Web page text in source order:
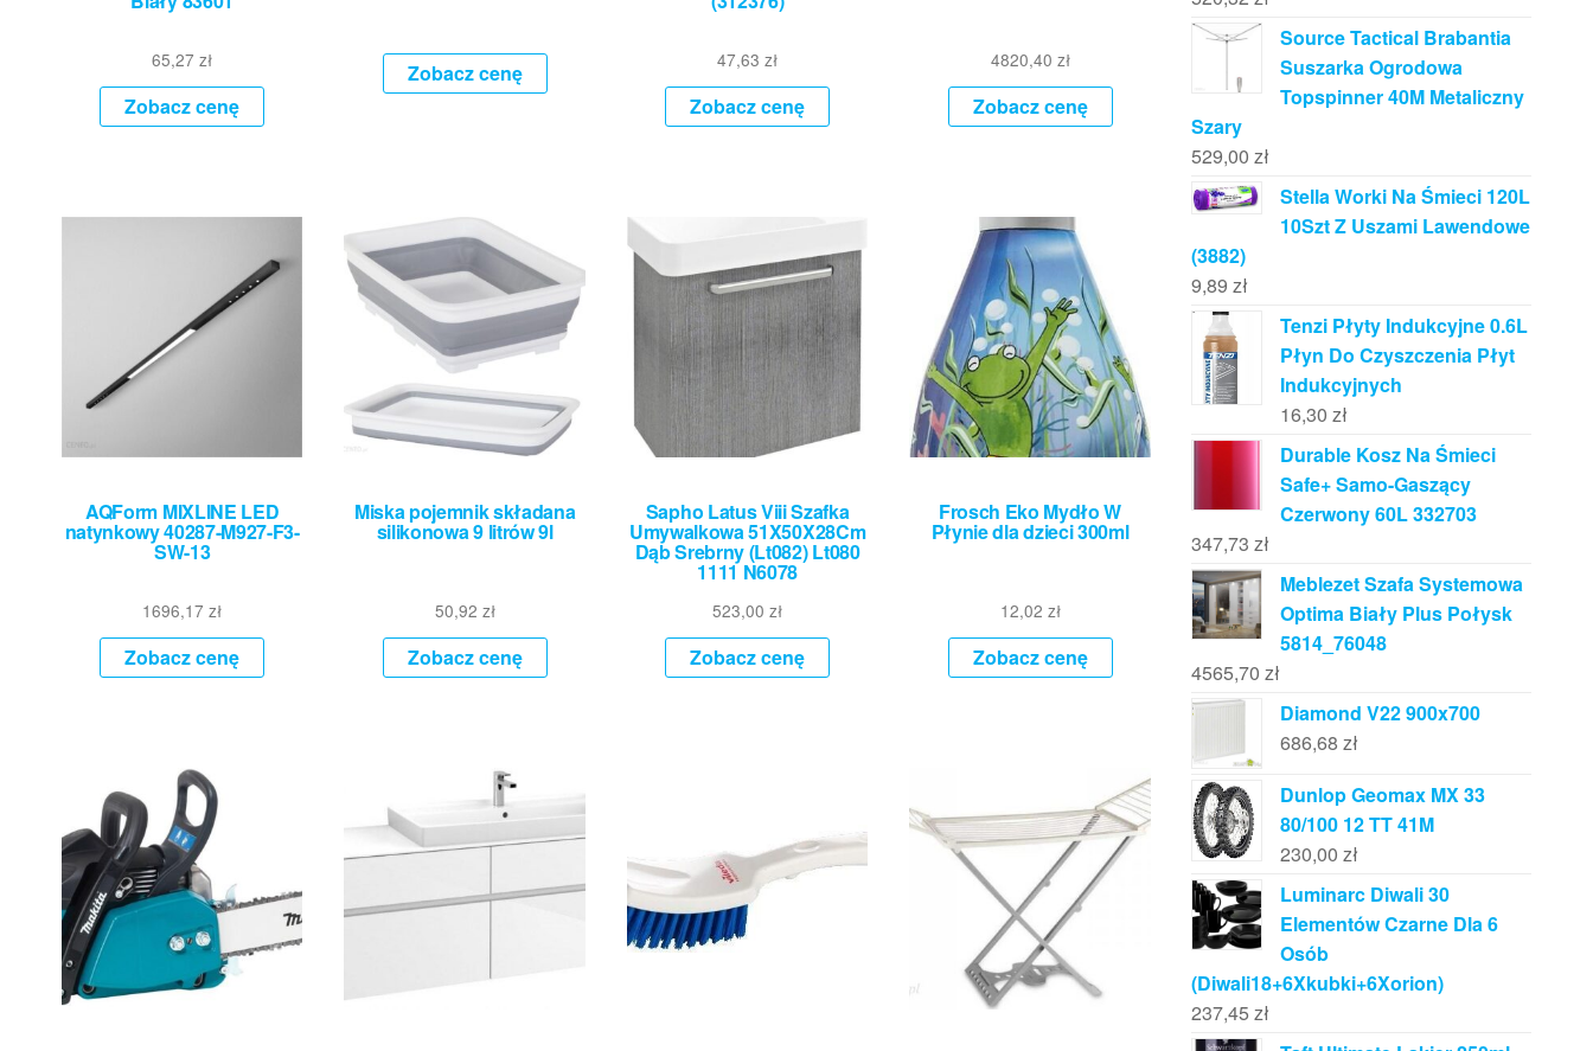
65,27zł
Zobacz cenę
Zobacz cenę 47,63zł
Zobacz cenę
4820,40 zł
Zobacz cenę
AQForm MIXLINE LED
natynkowy 40287-M927-F3-
SW-13
1696,17zł
Zobacz cenę
Miska pojemnik składana
silikonowa 9 litrów 9l
50,92 zł
Zobacz cenę
Sapho Latus Viii Szafka
Umywalkowa 51X50X28Cm
Dąb Srebrny (Lt082) Lt080
1111 N6078
523,00zł
Zobacz cenę
Frosch Eko Mydło W
Płynie dla dzieci 300ml
12,02 zł
Zobacz cenę
Source Tactical Brabantia
Suszarka Ogrodowa
Topspinner 40M Metaliczny
Szary
529,00 zł
Stella Worki Na Śmieci 120L
10Szt Z Uszami Lawendowe
(3882)
9,89 zł
Tenzi Płyty Indukcyjne 0.6L
Płyn Do Czyszczenia Płyt
Indukcyjnych
16,30 zł
Durable Kosz Na Śmieci
Safe+ Samo-Gaszący
Czerwony 60L 332703
347,73 zł
Meblezet Szafa Systemowa
Optima Biały Plus Połysk
5814_76048
4565,70 zł
Diamond V22 900x700
686,68 zł
Dunlop Geomax MX 33
80/100 12 TT 41M
230,00 zł
Luminarc Diwali 30
Elementów Czarne Dla 6
Osób
(Diwali18+6Xkubki+6Xorion)
237,45 zł